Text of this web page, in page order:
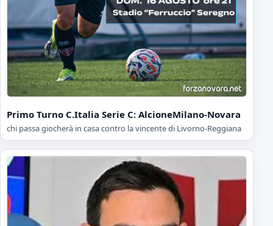
Primo Turno C.Italia Serie C: AlcioneMilano-Novara
chi passa giocherà in casa contro la vincente di Livorno-Reggiana